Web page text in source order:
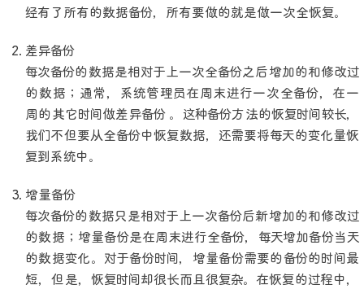
经有了所有的数据备份，所有要做的就是做一次全恢复。
差异备份
每次备份的数据是相对于上一次全备份之后增加的和修改过
的数据；通常，系统管理员在周末进行一次全备份，在一
周的其它时间做差异备份 。这种备份方法的恢复时间较长，
我们不但要从全备份中恢复数据，还需要将每天的变化量恢
复到系统中。
增量备份
每次备份的数据只是相对于上一次备份后新增加的和修改过
的数据；增量备份是在周末进行全备份，每天增加备份当天
的数据变化。对于备份时间，增量备份需要的备份的时间最
短，但是，恢复时间却很长而且很复杂。在恢复的过程中，